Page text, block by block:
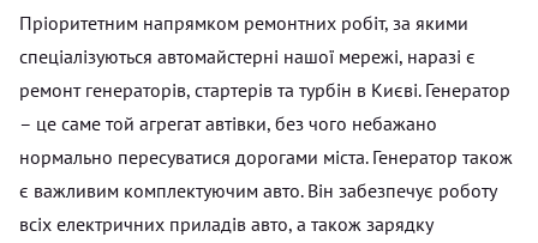
Пріоритетним напрямком ремонтних робіт, за якими
спеціалізуються автомайстерні нашої мережі, наразі є
ремонт генераторів, стартерів та турбін в Києві. Генератор
– це саме той агрегат автівки, без чого небажано
нормально пересуватися дорогами міста. Генератор також
є важливим комплектуючим авто. Він забезпечує роботу
всіх електричних приладів авто, а також зарядку